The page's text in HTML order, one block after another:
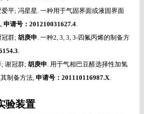
爱平; 冯星星. 一种用于气固界面或液固界面
, 申请号： 201210031627.4.
冠群; 胡庚申. 一种2, 3, 3, 3-四氟丙烯的制备方
.
; 谢冠群; 胡庚申. 用于气相巴豆醛选择性加氢
制备方法, 申请号： 201110116987.X.
验装置